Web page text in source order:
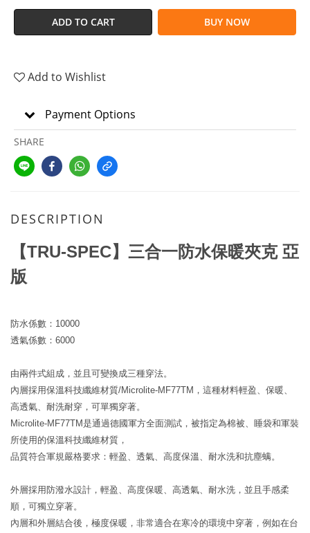
ADD TO CART BUY NOW
Add to Wishlist
Payment Options
SHARE
DESCRIPTION
【TRU-SPEC】三合一防水保暖夾克 亞
版
防水係數：10000
透氣係數：6000
由兩件式組成，並且可變換成三種穿法。
內層採用保溫科技纖維材質/Microlite-MF77TM，這種材料輕盈、保暖、
高透氣、耐洗耐穿，可單獨穿著。
Microlite-MF77TM是通過德國軍方全面測試，被指定為棉被、睡袋和軍裝
所使用的保溫科技纖維材質，
品質符合軍規嚴格要求：輕盈、透氣、高度保溫、耐水洗和抗塵螨。
外層採用防潑水設計，輕盈、高度保暖、高透氣、耐水洗，並且手感柔
順，可獨立穿著。
內層和外層結合後，極度保暖，非常適合在寒冷的環境中穿著，例如在台